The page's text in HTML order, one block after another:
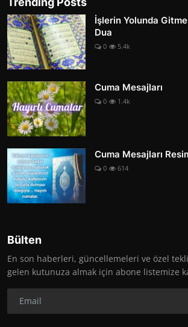
İşlerin Yolunda
Dua
0 5.4k
Cuma Mesajları
0 1.4k
Cuma Mesajları
0 614
Bülten
En son haberleri, güncellemeleri ve özel
gelen kutunuza almak için abone listemize